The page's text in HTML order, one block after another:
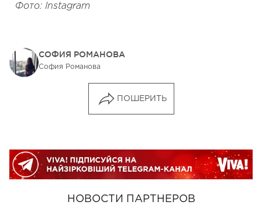
Фото: Instagram
СОФИЯ РОМАНОВА
София Романова
ПОШЕРИТЬ
НОВОСТИ ПАРТНЕРОВ